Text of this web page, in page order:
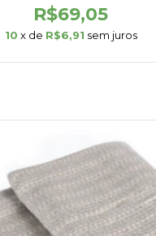
(DEM0010.ORG.TER)
R$69,05
10 x de R$6,91 sem juros